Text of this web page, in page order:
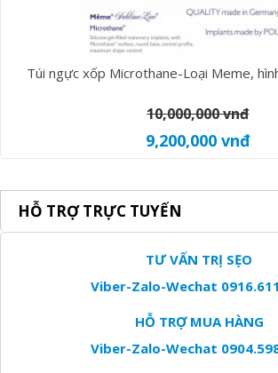
Túi ngực xốp Microthane-Loại Meme,
10,000,000 vnđ
9,200,000 vnđ
HỖ TRỢ TRỰC TUYẾN
TƯ VẤN TRỊ SẸO
Viber-Zalo-Wechat
HỖ TRỢ MUA HÀNG
Viber-Zalo-Wechat